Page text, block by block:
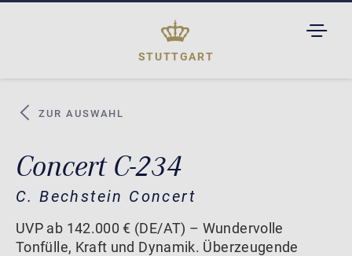
STUTTGART
ZUR AUSWAHL
Concert C-234
C. Bechstein Concert
UVP ab 142.000 € (DE/AT) – Wundervolle
Tonfülle, Kraft und Dynamik. Überzeugende